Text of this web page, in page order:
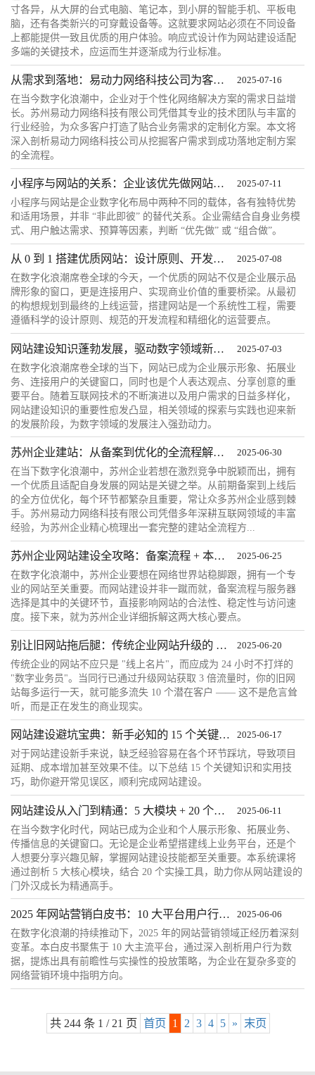
寸各异，从大屏的台式电脑、笔记本，到小屏的智能手机、平板电
脑，还有各类新兴的可穿戴设备等。这就要求网站必须在不同设备
上都能提供一致且优质的用户体验。响应式设计作为网站建设适配
多端的关键技术，应运而生并逐渐成为行业标准。
从需求到落地：易动力网络科技公司为客户定制方案的全流程解析 2025-07-16
在当今数字化浪潮中，企业对于个性化网络解决方案的需求日益增
长。苏州易动力网络科技有限公司凭借其专业的技术团队与丰富的
行业经验，为众多客户打造了贴合业务需求的定制化方案。本文将
深入剖析易动力网络科技公司从挖掘客户需求到成功落地定制方案
的全流程。
小程序与网站的关系：企业该优先做网站还是小程序？ 2025-07-11
小程序与网站是企业数字化布局中两种不同的载体，各有独特优势
和适用场景，并非 “非此即彼” 的替代关系。企业需结合自身业务模
式、用户触达需求、预算等因素，判断 “优先做” 或 “组合做”。
从 0 到 1 搭建优质网站：设计原则、开发流程与运营要点 2025-07-08
在数字化浪潮席卷全球的今天，一个优质的网站不仅是企业展示品
牌形象的窗口，更是连接用户、实现商业价值的重要桥梁。从最初
的构想规划到最终的上线运营，搭建网站是一个系统性工程，需要
遵循科学的设计原则、规范的开发流程和精细化的运营要点。
网站建设知识蓬勃发展，驱动数字领域新变革 2025-07-03
在数字化浪潮席卷全球的当下，网站已成为企业展示形象、拓展业
务、连接用户的关键窗口，同时也是个人表达观点、分享创意的重
要平台。随着互联网技术的不断演进以及用户需求的日益多样化，
网站建设知识的重要性愈发凸显，相关领域的探索与实践也迎来新
的发展阶段，为数字领域的发展注入强劲动力。
苏州企业建站：从备案到优化的全流程解决方案（附 200 + 本地案例） 2025-06-30
在当下数字化浪潮中，苏州企业若想在激烈竞争中脱颖而出，拥有
一个优质且适配自身发展的网站是关键之举。从前期备案到上线后
的全方位优化，每个环节都繁杂且重要，常让众多苏州企业感到棘
手。苏州易动力网络科技有限公司凭借多年深耕互联网领域的丰富
经验，为苏州企业精心梳理出一套完整的建站全流程方...
苏州企业网站建设全攻略：备案流程 + 本地服务器推荐 2025-06-25
在数字化浪潮中，苏州企业要想在网络世界站稳脚跟，拥有一个专
业的网站至关重要。而网站建设并非一蹴而就，备案流程与服务器
选择是其中的关键环节，直接影响网站的合法性、稳定性与访问速
度。接下来，就为苏州企业详细拆解这两大核心要点。
别让旧网站拖后腿：传统企业网站升级的 4 大必改理由 2025-06-20
传统企业的网站不应只是 "线上名片"，而应成为 24 小时不打烊的
"数字业务员"。当同行已通过升级网站获取 3 倍流量时，你的旧网
站每多运行一天，就可能多流失 10 个潜在客户 —— 这不是危言耸
听，而是正在发生的商业现实。
网站建设避坑宝典：新手必知的 15 个关键知识与实用技巧 2025-06-17
对于网站建设新手来说，缺乏经验容易在各个环节踩坑，导致项目
延期、成本增加甚至效果不佳。以下总结 15 个关键知识和实用技
巧，助你避开常见误区，顺利完成网站建设。
网站建设从入门到精通：5 大模块 + 20 个实操工具系统课 2025-06-11
在当今数字化时代，网站已成为企业和个人展示形象、拓展业务、
传播信息的关键窗口。无论是企业希望搭建线上业务平台，还是个
人想要分享兴趣见解，掌握网站建设技能都至关重要。本系统课将
通过剖析 5 大核心模块，结合 20 个实操工具，助力你从网站建设的
门外汉成长为精通高手。
2025 年网站营销白皮书：10 大平台用户行为数据与投放策略分析 2025-06-06
在数字化浪潮的持续推动下，2025 年的网站营销领域正经历着深刻
变革。本白皮书聚焦于 10 大主流平台，通过深入剖析用户行为数
据，提炼出具有前瞻性与实操性的投放策略，为企业在复杂多变的
网络营销环境中指明方向。
共 244 条 1 / 21 页 首页 1 2 3 4 5 » 末页